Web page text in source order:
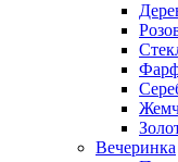
Вечеринка